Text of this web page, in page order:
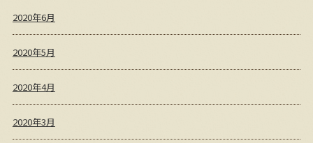
2020年6月
2020年5月
2020年4月
2020年3月